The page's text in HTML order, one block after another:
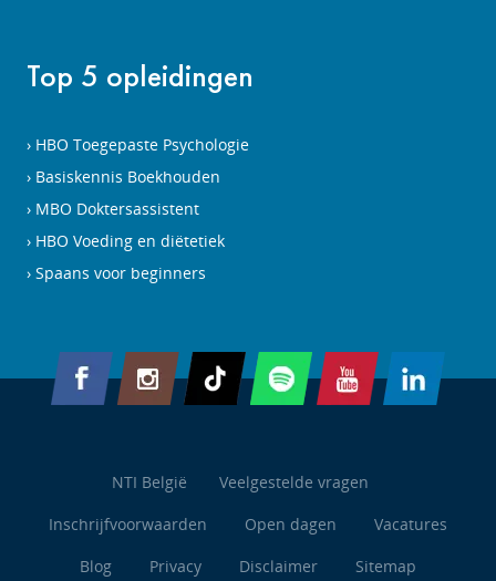
Top 5 opleidingen
HBO Toegepaste Psychologie
Basiskennis Boekhouden
MBO Doktersassistent
HBO Voeding en diëtetiek
Spaans voor beginners
NTI België
Veelgestelde vragen
Inschrijfvoorwaarden
Open dagen
Vacatures
Blog
Privacy Disclaimer Sitemap